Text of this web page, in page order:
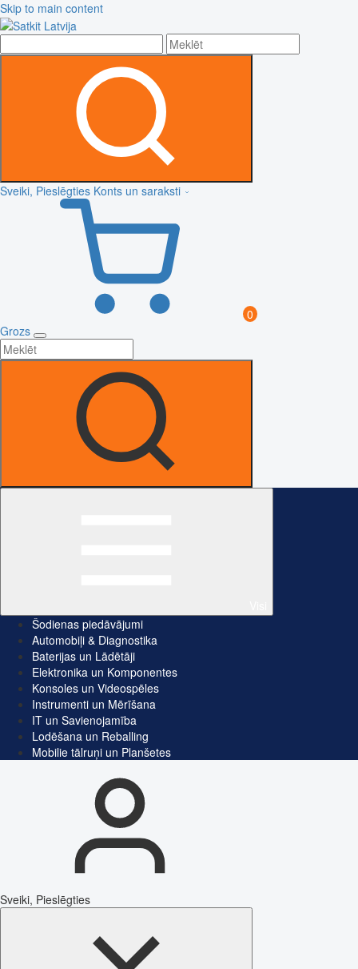
Skip to main content
Sveiki, Pieslēgties Konts un saraksti
0
Grozs
Šodienas piedāvājumi
Automobiļi & Diagnostika
Baterijas un Lādētāji
Elektronika un Komponentes
Konsoles un Videospēles
Instrumenti un Mērīšana
IT un Savienojamība
Lodēšana un Reballing
Mobilie tālruņi un Planšetes
Sveiki, Pieslēgties